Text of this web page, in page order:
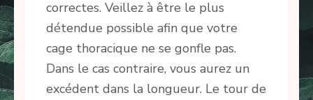
correctes. Veillez à être le plus
détendue possible afin que votre
cage thoracique ne se gonfle pas.
Dans le cas contraire, vous aurez un
excédent dans la longueur. Le tour de